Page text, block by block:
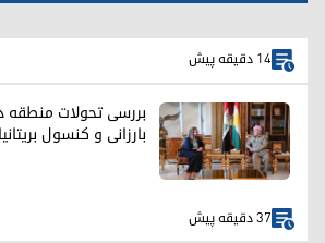
14 دقیقه پیش
بررسی تحولات منطقه
بارزانی و کنسول بریتانیا
37 دقیقه پیش